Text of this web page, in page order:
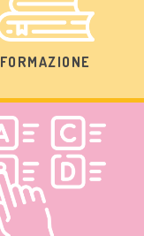
FORMAZIONE